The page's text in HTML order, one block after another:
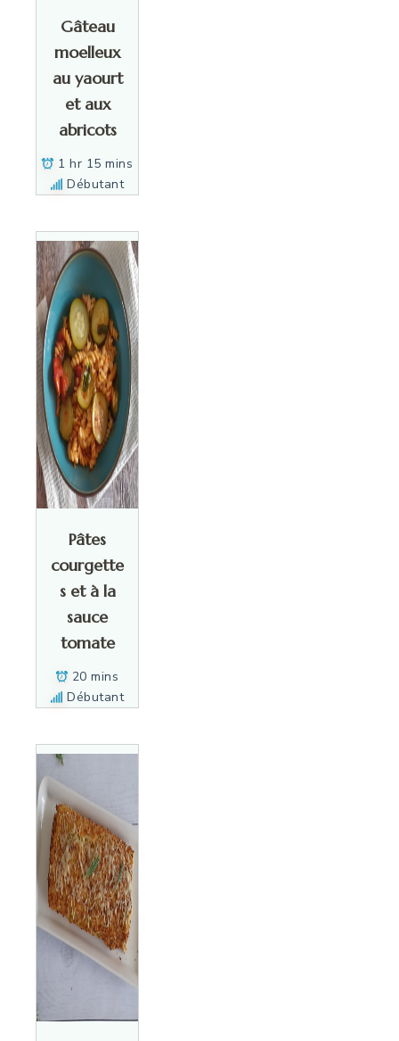
Gâteau
moelleux
au yaourt
et aux
abricots
1 hr 15 mins
Débutant
Pâtes
courgette
s et à la
sauce
tomate
20 mins
Débutant